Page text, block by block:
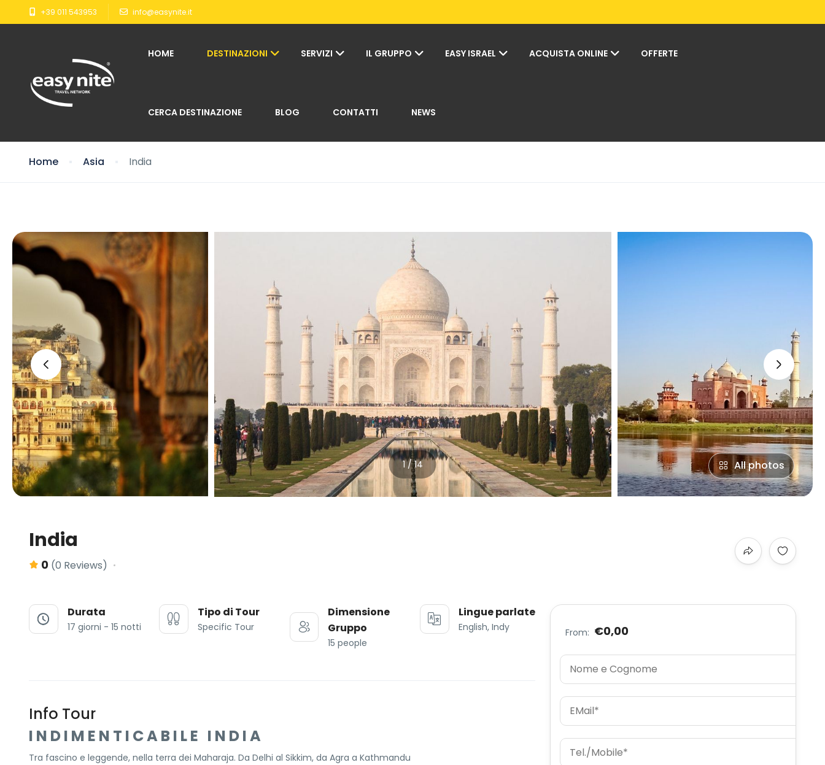
+39 011 543953 info@easynite.it
HOME DESTINAZIONI SERVIZI IL GRUPPO EASY ISRAEL ACQUISTA ONLINE OFFERTE
CERCA DESTINAZIONE BLOG CONTATTI NEWS
Home Asia India
‹ ›
1 / 14 All photos
India
0 (0 Reviews)
Durata
17 giorni - 15 notti
Tipo di Tour
Specific Tour
Dimensione
Gruppo
15 people
Lingue parlate
English, Indy
Info Tour
I N D I M E N T I C A B I L E I N D I A
Tra fascino e leggende, nella terra dei Maharaja. Da Delhi al Sikkim, da Agra a Kathmandu
From: €0,00